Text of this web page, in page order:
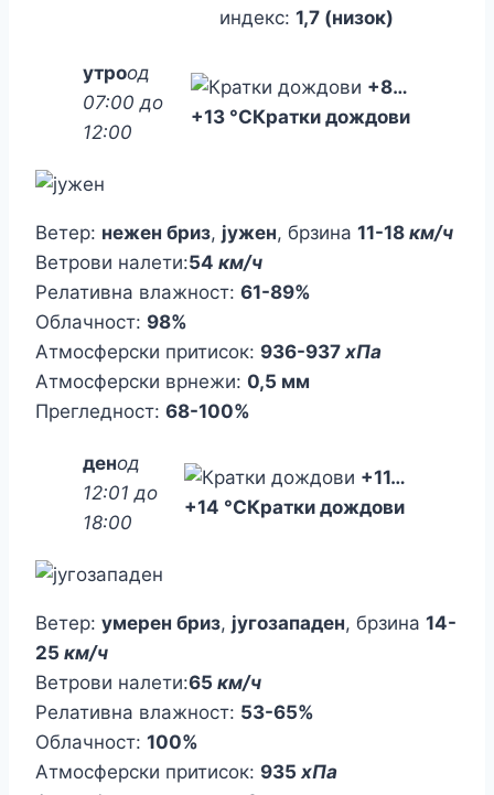
индекс: 1,7 (низок)
утроод
07:00 до
12:00
+8…
+13 °CКратки дождови
Ветер: нежен бриз, јужен, брзина 11-18 км/ч
Ветрови налети:54 км/ч
Релативна влажност: 61-89%
Облачност: 98%
Атмосферски притисок: 936-937 хПа
Атмосферски врнежи: 0,5 мм
Прегледност: 68-100%
денод
12:01 до
18:00
+11…
+14 °CКратки дождови
Ветер: умерен бриз, југозападен, брзина 14-
25 км/ч
Ветрови налети:65 км/ч
Релативна влажност: 53-65%
Облачност: 100%
Атмосферски притисок: 935 хПа